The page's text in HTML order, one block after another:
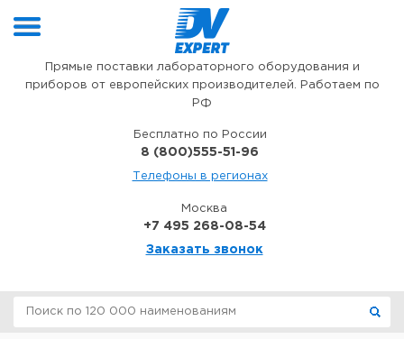
Прямые поставки лабораторного оборудования и
приборов от европейских производителей. Работаем по
РФ
Бесплатно по России
8 (800)555-51-96
Телефоны в регионах
Москва
+7 495 268-08-54
Заказать звонок